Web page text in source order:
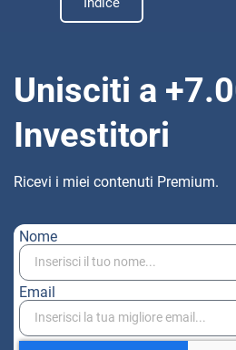
Unisciti a
Investitori
Ricevi i miei contenuti Premium.
Nome
Email